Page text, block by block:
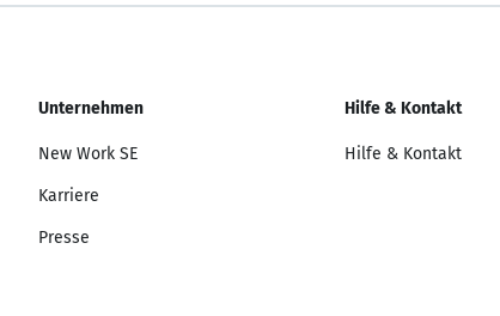
Unternehmen
New Work SE
Karriere
Presse
Hilfe & Kontakt
Hilfe & Kontakt